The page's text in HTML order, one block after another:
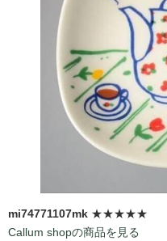
mi74771107mk ★★★★★
Callum shopの商品を見る